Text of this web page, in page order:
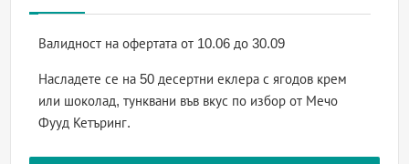
Валидност на офертатаот 10.06 до 30.09
Насладете се на 50 десертни еклера с ягодов крем
или шоколад, тунквани във вкус по избор от Мечо
Фууд Кетъринг.